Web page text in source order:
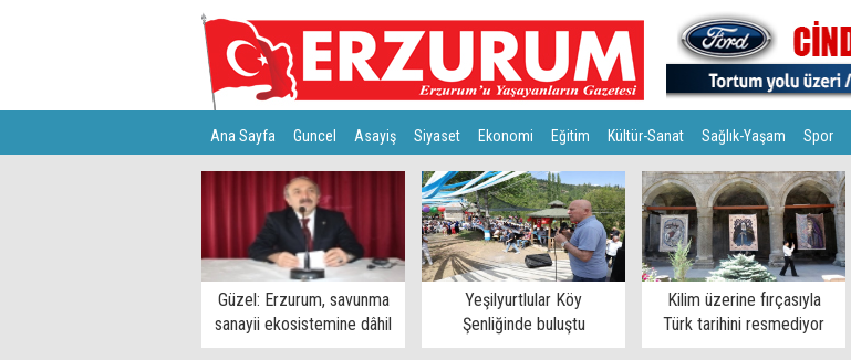
Ana Sayfa Guncel Asayiş Siyaset Ekonomi Eğitim Kültür-Sanat Sağlık-Yaşam Spor
Teknoloji
Güzel: Erzurum, savunma
sanayii ekosistemine dâhil
edilmeli
Yeşilyurtlular Köy
Şenliğinde buluştu
Kilim üzerine fırçasıyla
Türk tarihini resmediyor